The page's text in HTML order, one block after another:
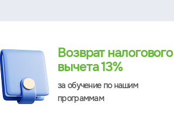
Возврат налогового
вычета 13%
за обучение по нашим
программам